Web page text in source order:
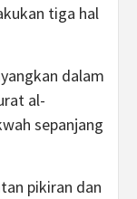
tiga hal
dalam
al-
sepanjang
pikiran dan